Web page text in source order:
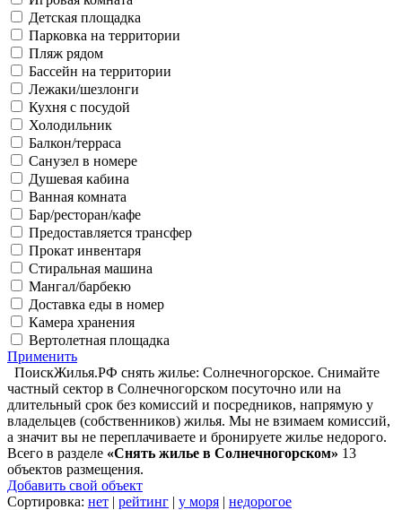
Детская площадка
Парковка на территории
Пляж рядом
Бассейн на территории
Лежаки/шезлонги
Кухня с посудой
Холодильник
Балкон/терраса
Санузел в номере
Душевая кабина
Ванная комната
Бар/ресторан/кафе
Предоставляется трансфер
Прокат инвентаря
Стиральная машина
Мангал/барбекю
Доставка еды в номер
Камера хранения
Вертолетная площадка
Применить
ПоискЖилья.РФ снять жилье: Солнечногорское. Снимайте
частный сектор в Солнечногорском посуточно или на
длительный срок без комиссий и посредников, напрямую у
владельцев (собственников) жилья. Мы не взимаем комиссий,
а значит вы не переплачиваете и бронируете жилье недорого.
Всего в разделе «Снять жилье в Солнечногорском» 13
объектов размещения.
Добавить свой объект
Сортировка: нет | рейтинг | у моря | недорогое